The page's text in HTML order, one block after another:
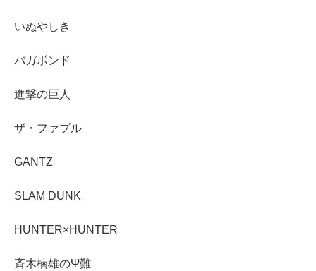
いぬやしき
バガボンド
進撃の巨人
ザ・ファブル
GANTZ
SLAM DUNK
HUNTER×HUNTER
斉木楠雄のΨ難